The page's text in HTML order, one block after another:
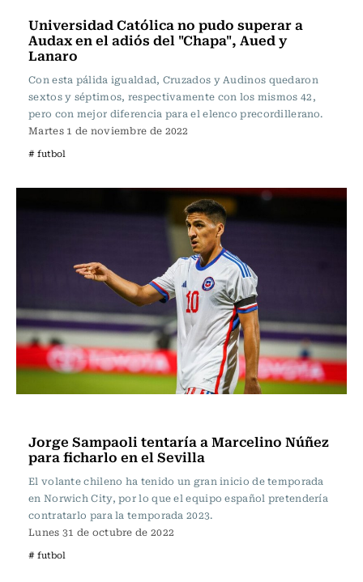
Universidad Católica no pudo superar a
Audax en el adiós del "Chapa", Aued y
Lanaro
Con esta pálida igualdad, Cruzados y Audinos quedaron
sextos y séptimos, respectivamente con los mismos 42,
pero con mejor diferencia para el elenco precordillerano.
Martes 1 de noviembre de 2022
# futbol
Jorge Sampaoli tentaría a Marcelino Núñez
para ficharlo en el Sevilla
El volante chileno ha tenido un gran inicio de temporada
en Norwich City, por lo que el equipo español pretendería
contratarlo para la temporada 2023.
Lunes 31 de octubre de 2022
# futbol